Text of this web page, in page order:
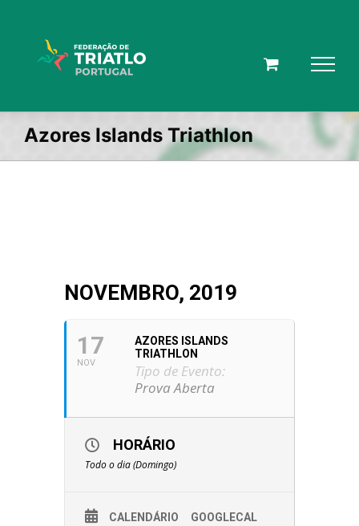
Azores Islands Triathlon
NOVEMBRO, 2019
17
NOV
AZORES ISLANDS
TRIATHLON
Tipo de Evento:
Prova Aberta
HORÁRIO
Todo o dia (Domingo)
CALENDÁRIO GOOGLECAL